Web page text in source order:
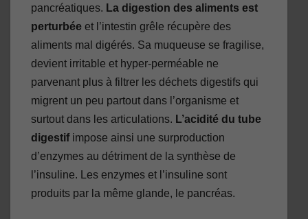
pancréatiques. La digestion des aliments est
perturbée et l’intestin grêle récupère des
aliments mal digérés. Sa muqueuse se fragilise,
devient irritable et hyper-perméable ne
parvenant plus à filtrer les déchets digestifs qui
migrent un peu partout dans l’organisme et
surtout dans les articulations. L’acidité du tube
digestifimpose ainsi une surproduction
d’enzymes au détriment de la synthèse de
l’insuline. Les enzymes et l’insuline sont
produits par la même glande, le pancréas.